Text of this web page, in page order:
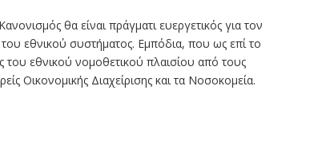
θα είναι πράγματι ευεργετικός για τον
εθνικού συστήματος. Εμπόδια, που ως επί το
του εθνικού νομοθετικού πλαισίου από τους
Οικονομικής Διαχείρισης και τα Νοσοκομεία.